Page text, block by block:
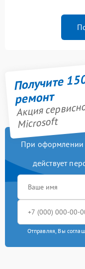
Получите
ремонт
Акция
Microsoft
При оформлении
действует
Отправляя, Вы